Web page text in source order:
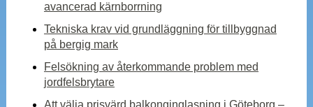
avancerad kärnborrning
Tekniska krav vid grundläggning för tillbyggnad
på bergig mark
Felsökning av återkommande problem med
jordfelsbrytare